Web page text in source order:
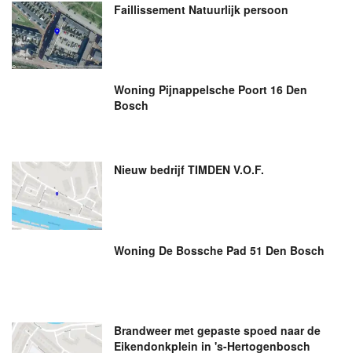
Faillissement Natuurlijk persoon
Woning Pijnappelsche Poort 16 Den
Bosch
Nieuw bedrijf TIMDEN V.O.F.
Woning De Bossche Pad 51 Den Bosch
Brandweer met gepaste spoed naar de
Eikendonkplein in 's-Hertogenbosch